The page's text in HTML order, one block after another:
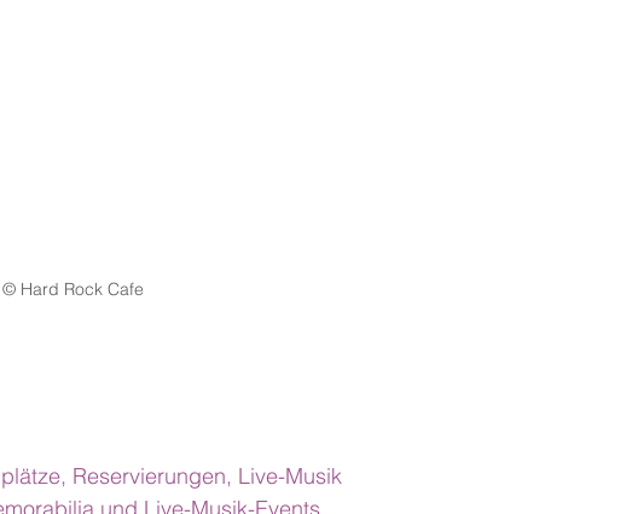
© Hard Rock Cafe
Reservierungen, Live-Musik